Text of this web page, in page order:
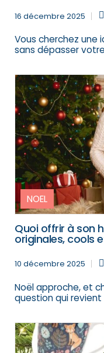
16 décembre 2025
Vous cherchez une
sans dépasser
NOEL
Quoi offrir à son
originales, cools
10 décembre 2025
Noël approche, et
question qui revient